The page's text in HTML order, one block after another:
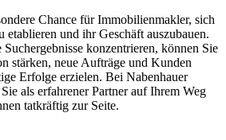
Chance für Immobilienmakler, sich
und ihr Geschäft auszubauen.
konzentrieren, können Sie
stärken, neue Aufträge und Kunden
Erfolge erzielen. Bei Nabenhauer
als erfahrener Partner auf Ihrem Weg
tatkräftig zur Seite.